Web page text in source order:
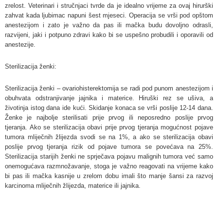
zrelost. Veterinari i stručnjaci tvrde da je idealno vrijeme za ovaj hirurški
zahvat kada ljubimac napuni šest mjeseci. Operacija se vrši pod opštom
anestezijom i zato je važno da pas ili mačka budu dovoljno odrasli,
razvijeni, jaki i potpuno zdravi kako bi se uspešno probudili i oporavili od
anestezije.
Sterilizacija ženki:
Sterilizacija ženki – ovariohisterektomija se radi pod punom anestezijom i
obuhvata odstranjivanje jajnika i materice. Hiruški rez se ušiva, a
životinja istog dana ide kući. Skidanje konaca se vrši poslije 12-14 dana.
Ženke je najbolje sterilisati prije prvog ili neposredno poslije prvog
tjeranja. Ako se sterilizacija obavi prije prvog tjeranja mogućnost pojave
tumora mliječnih žlijezda svodi se na 1%, a ako se sterilizacija obavi
poslije prvog tjeranja rizik od pojave tumora se povećava na 25%.
Sterilizacija starijih ženki ne sprječava pojavu malignih tumora već samo
onemogućava razmnožavanje, stoga je važno reagovati na vrijeme kako
bi pas ili mačka kasnije u zrelom dobu imali što manje šansi za razvoj
karcinoma mliječnih žlijezda, materice ili jajnika.